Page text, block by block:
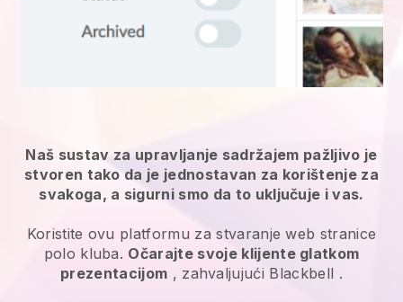
Naš sustav za upravljanje sadržajem pažljivo je
stvoren tako da je jednostavan za korištenje za
svakoga, a sigurni smo da to uključuje i vas.
Koristite ovu platformu za stvaranje web stranice
polo kluba. Očarajte svoje klijente glatkom
prezentacijom , zahvaljujući Blackbell .